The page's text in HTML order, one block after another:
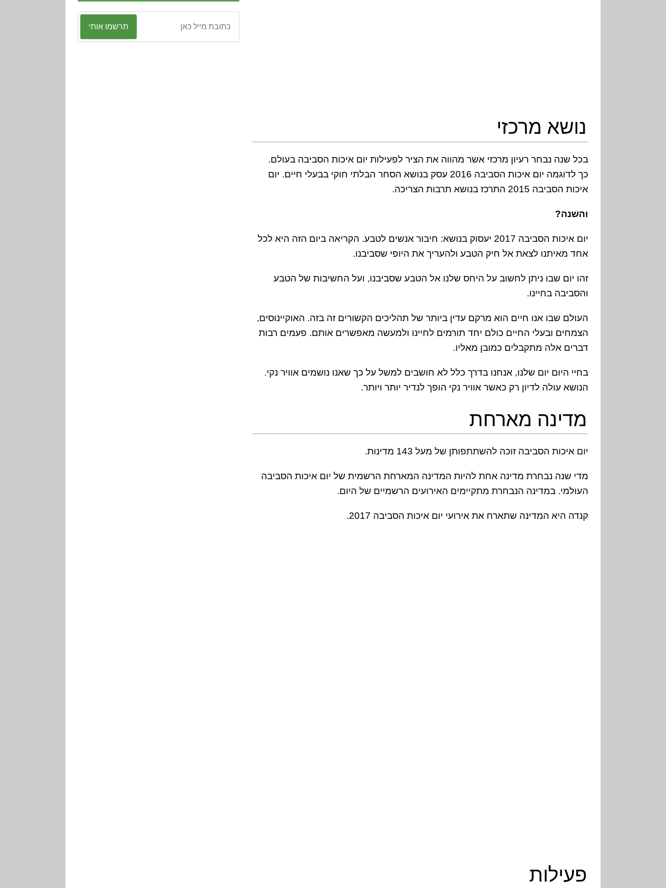
נושא מרכזי
בכל שנה נבחר רעיון מרכזי אשר מהווה את הציר לפעילות יום איכות הסביבה בעולם.
כך לדוגמה יום איכות הסביבה 2016 עסק בנושא הסחר הבלתי חוקי בבעלי חיים. יום
איכות הסביבה 2015 התרכז בנושא תרבות הצריכה.
והשנה?
יום איכות הסביבה 2017 יעסוק בנושא: חיבור אנשים לטבע. הקריאה ביום הזה היא לכל
אחד מאיתנו לצאת אל חיק הטבע ולהעריך את היופי שסביבנו.
זהו יום שבו ניתן לחשוב על היחס שלנו אל הטבע שסביבנו, ועל החשיבות של הטבע
והסביבה בחיינו.
העולם שבו אנו חיים הוא מרקם עדין ביותר של תהליכים הקשורים זה בזה. האוקיינוסים,
הצמחים ובעלי החיים כולם יחד תורמים לחיינו ולמעשה מאפשרים אותם. פעמים רבות
דברים אלה מתקבלים כמובן מאליו.
בחיי היום יום שלנו, אנחנו בדרך כלל לא חושבים למשל על כך שאנו נושמים אוויר נקי.
הנושא עולה לדיון רק כאשר אוויר נקי הופך לנדיר יותר ויותר.
מדינה מארחת
יום איכות הסביבה זוכה להשתתפותן של מעל 143 מדינות.
מדי שנה נבחרת מדינה אחת להיות המדינה המארחת הרשמית של יום איכות הסביבה
העולמי. במדינה הנבחרת מתקיימים האירועים הרשמיים של היום.
קנדה היא המדינה שתארח את אירועי יום איכות הסביבה 2017.
פעילות
תרשמו אותי